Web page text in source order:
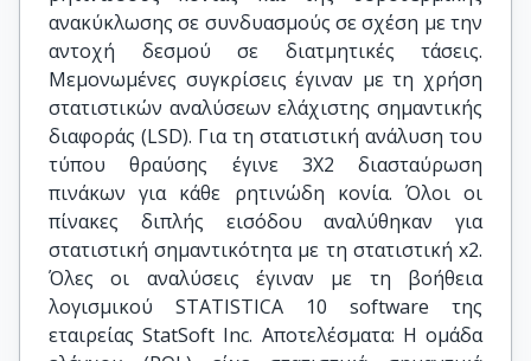
ανακύκλωσης σε συνδυασμούς σε σχέση με την
αντοχή δεσμού σε διατμητικές τάσεις.
Μεμονωμένες συγκρίσεις έγιναν με τη χρήση
στατιστικών αναλύσεων ελάχιστης σημαντικής
διαφοράς (LSD). Για τη στατιστική ανάλυση του
τύπου θραύσης έγινε 3Χ2 διασταύρωση
πινάκων για κάθε ρητινώδη κονία. Όλοι οι
πίνακες διπλής εισόδου αναλύθηκαν για
στατιστική σημαντικότητα με τη στατιστική x2.
Όλες οι αναλύσεις έγιναν με τη βοήθεια
λογισμικού STATISTICA 10 software της
εταιρείας StatSoft Inc. Αποτελέσματα: Η ομάδα